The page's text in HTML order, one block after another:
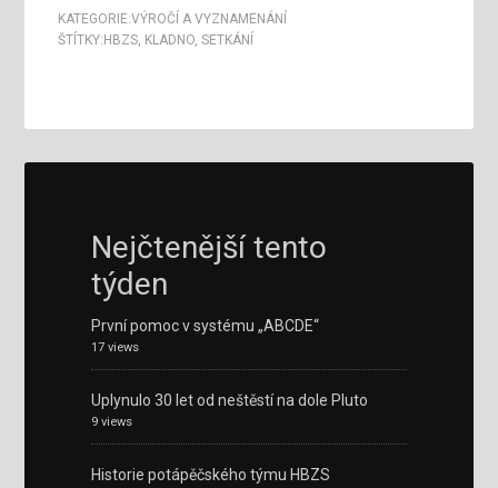
KATEGORIE:VÝROČÍ A VYZNAMENÁNÍ
ŠTÍTKY: HBZS, KLADNO,SETKÁNÍ
Nejčtenější tento
týden
První pomoc v systému „ABCDE“
17 views
Uplynulo 30 let od neštěstí na dole Pluto
9 views
Historie potápěčského týmu HBZS